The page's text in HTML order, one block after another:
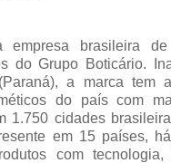
brasileira de
do Grupo Boticário.
a marca tem
do país com
1.750 cidades
em 15 países,
com